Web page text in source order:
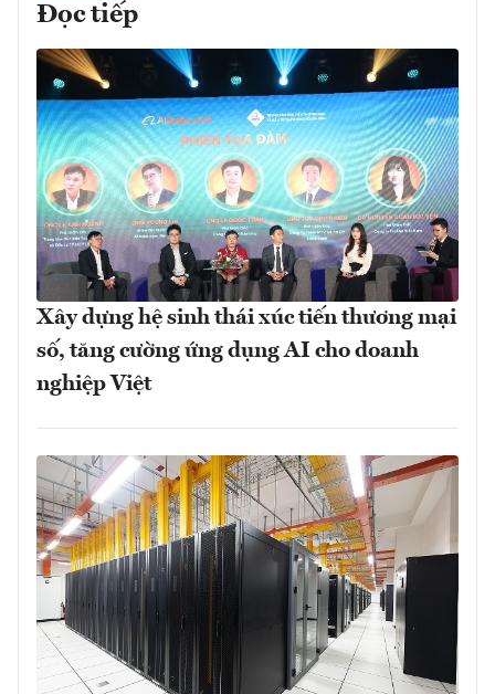
Đọc tiếp
Xây dựng hệ sinh thái xúc tiến thương mại
số, tăng cường ứng dụng AI cho doanh
nghiệp Việt